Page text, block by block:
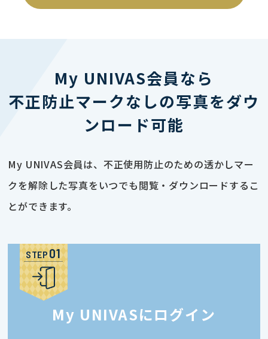
My UNIVAS会員なら
不正防止マークなしの写真をダウ
ンロード可能
My UNIVAS会員は、不正使用防止のための透かしマー
クを解除した写真をいつでも閲覧・ダウンロードするこ
とができます。
STEP
My UNIVASにログイン